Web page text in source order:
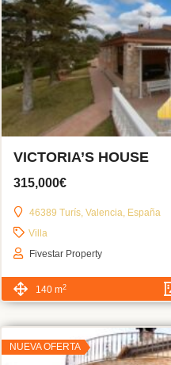
VICTORIA’S HOUSE
315,000€
46389 Turís, Valencia, España
Villa
Fivestar Property
140 m2
NUEVA OFERTA